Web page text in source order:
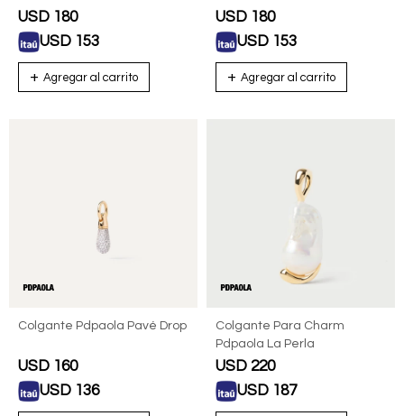
USD 180
USD 153
USD 180
USD 153
Colgante Pdpaola Pavé Drop
USD 160
USD 136
Colgante Para Charm
Pdpaola La Perla
USD 220
USD 187